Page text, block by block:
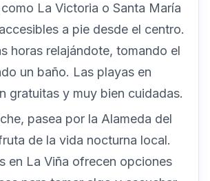
La Victoria o Santa María
a pie desde el centro.
horas relajándote, tomando el
un baño. Las playas en
gratuitas y muy bien cuidadas.
pasea por la Alameda del
de la vida nocturna local.
en La Viña ofrecen opciones